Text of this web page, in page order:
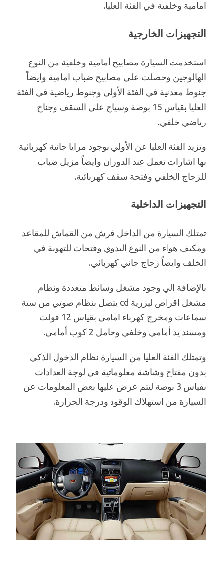
امامية وخلفية في الفئة العليا.
التجهيزات الخارجية
استخدمت السيارة مصابيح أمامية وخلفية من النوع
الهالوجين وحصلت علي مصابيح ضباب امامية وايضاً
جنوط معدنية في الفئة الأولي وجنوط رياضية في الفئة
العليا بقياس 15 بوصة وسياج علي السقف وجناح
رياضي خلفي.
وتزيد الفئة العليا عن الأولي بوجود مرايا جانية كهربائية
بها اشارات تعمل عند الدوران وايضاً مزيل ضباب
للزجاج الخلفي وفتحة سقف كهربائية.
التجهيزات الداخلية
تمتلك السيارة من الداخل فرش من القماش للمقاعد
ومكيف هواء من النوع اليدوي وفتحات للتهوية في
الخلف وايضاً زجاج جاني كهربائي.
بالإضافة الي وجود مشغل وسائط متعددة ونظام
مشغل اقراص ليزرية cd يتصل بنظام صوتي من ستة
سماعات ومخرج كهرباء امامي بقياس 12 فولت
ومسند يد أمامي وخلفي وحامل 2 كوب أمامي.
وتمتلك الفئة العليا من السيارة نظام الدخول الذكي
بدون مفتاح وشاشة معلوماتية في لوجة العدادات
بقياس 3 بوصة ليتم عرض عليها بعض المعلومات عن
السيارة من استهلاك الوقود ودرجة الحرارة.